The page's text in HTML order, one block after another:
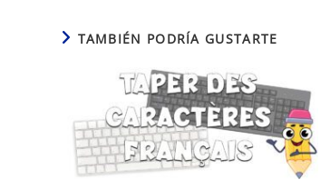
TAMBIÉN PODRÍA GUSTARTE